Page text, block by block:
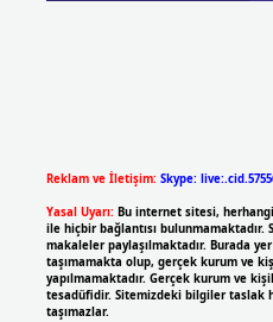
Reklam ve İletişim: Skype:
Yasal Uyarı: Bu internet sitesi,
ile hiçbir bağlantısı bulunmamaktadır.
makaleler paylaşılmaktadır. Burada
taşımamakta olup, gerçek kurum ve
yapılmamaktadır. Gerçek kurum ve
tesadüfidir. Sitemizdeki bilgiler taslak
taşımazlar.